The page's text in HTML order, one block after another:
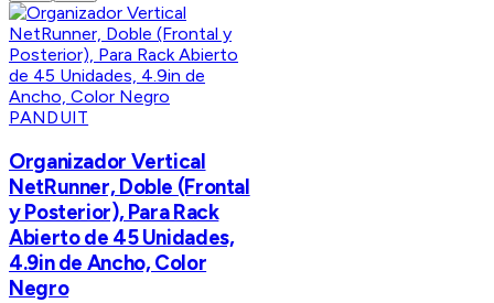
PANDUIT
Organizador Vertical
NetRunner, Doble (Frontal
y Posterior), Para Rack
Abierto de 45 Unidades,
4.9in de Ancho, Color
Negro